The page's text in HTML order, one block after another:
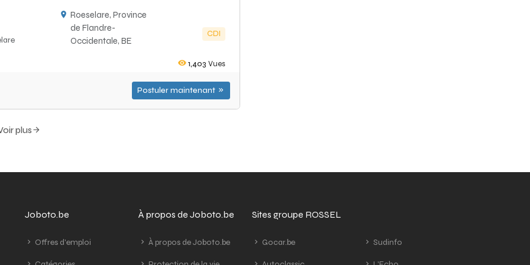
Roeselare, Province
de Flandre-
Occidentale, BE
CDI
1,403 Vues
Postuler maintenant
plus
Joboto.be
Offres d'emploi
À propos de Joboto.be
À propos de Joboto.be
Sites groupe ROSSEL
Gocar.be Sudinfo